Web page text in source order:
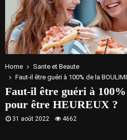
Home
Sante et Beaute
Faut-il être guéri à 100% de la
Faut-il être guéri à
pour être HEUREUX ?
31 août 2022 4662